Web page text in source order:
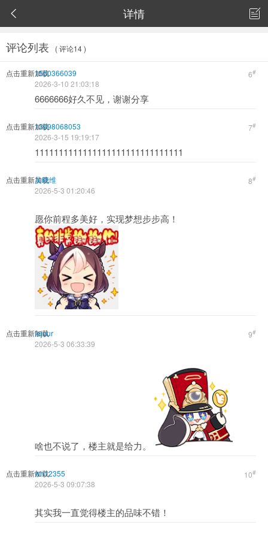
 详情 
评论列表 ( 评论14 )
点击重新加载 6#
1550366039
2026-3-10 21:03:18
6666666好久不见，谢谢分享
点击重新加载 7#
13998068053
2026-3-15 19:19:17
1111111111111111111111111111111
点击重新加载 8#
吴晓维
2026-5-3 01:20:46
愿你前程多美好，实现梦想步步高！
点击重新加载 9#
lejour
2026-5-3 06:33:39
啥也不说了，楼主就是给力。
点击重新加载 10#
wh12355
2026-5-3 09:07:38
其实我一直觉得楼主的品味不错！